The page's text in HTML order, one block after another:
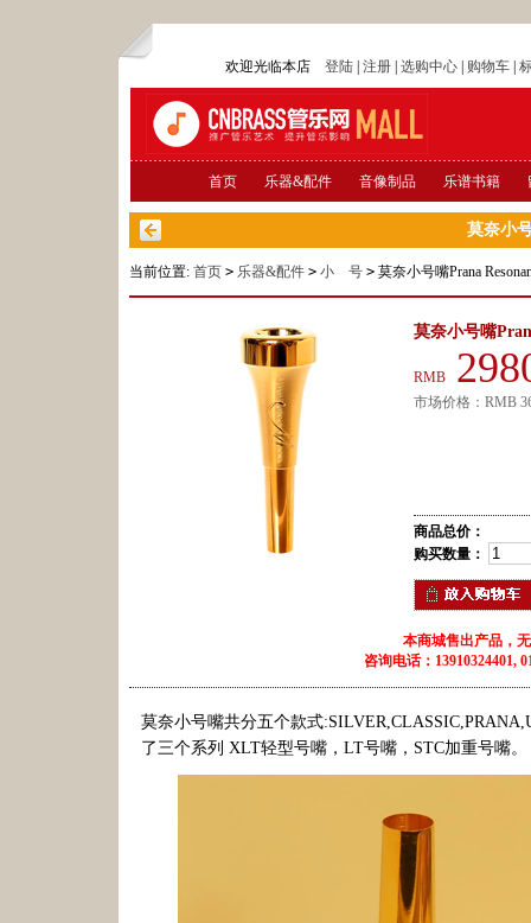
欢迎光临本店 登陆| 注册| 选购中心| 购物车|
首页 乐器&配件 音像制品 乐谱书籍
莫奈小
当前位置: 首页 > 乐器&配件 > 小 号 > 莫奈小号嘴Prana
莫奈小号嘴
RMB
市场价格： RMB
商品总价：
购买数量：
本商城售出产品，
咨询电话：13910324401,
莫奈小号嘴共分五个款式
了三个系列 XLT轻型号嘴，LT号嘴，STC加重号嘴。